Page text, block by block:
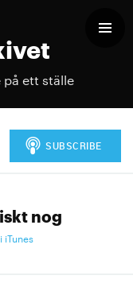
på ett ställe
nog
iTunes